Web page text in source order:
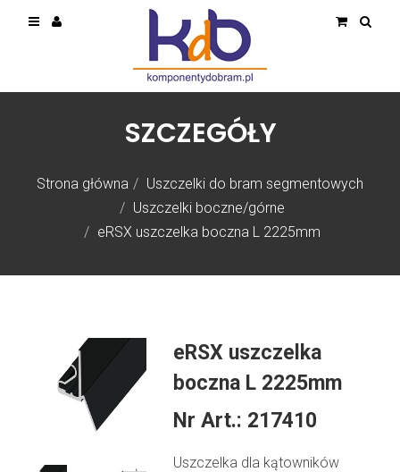
Strona główna
Uszczelki do bram segmentowych
Uszczelki boczne/górne
eRSX uszczelka boczna L 2225mm
SZCZEGÓŁY
eRSX uszczelka
boczna L 2225mm
Nr Art.: 217410
Uszczelka dla kątowników